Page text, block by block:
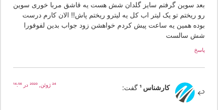
سوین گرفتم سایز گلدان شش هست یه قاشق مربا خوری سوین
ریختم تو یک لیتر اب کل یه لیترو ریختم پاش!! الان کارم درست
همین یه ساعت پیش کردم خواهشن زود جواب بدین لفوفورا
سالست
کارشناس 1 گفت: